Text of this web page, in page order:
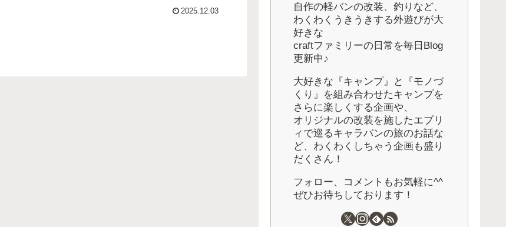
2025.12.03
自作の軽バンの改装、釣りなど、
わくわくうきうきする外遊びが大
好きな
craftファミリーの日常を毎日Blog
更新中♪
大好きな『キャンプ』と『モノづ
くり』を組み合わせたキャンプを
さらに楽しくする企画や、
オリジナルの改装を施したエブリ
ィで巡るキャラバンの旅のお話な
ど、わくわくしちゃう企画も盛り
だくさん！
フォロー、コメントもお気軽に^^
ぜひお待ちしております！